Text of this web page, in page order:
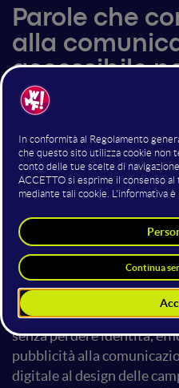
Parole che
alla
accessibile
aziende
Ogni messaggio che un
pubblicità, storytelling
interna ed esterna – ha il
escludere, di creare
rafforzare stereotipi.
concreta per integrare
comunicazione,
non un semplice obbligo
interviste e analisi del
brand possano adottare
senza perdere identità,
pubblicità alla
digitale al design delle